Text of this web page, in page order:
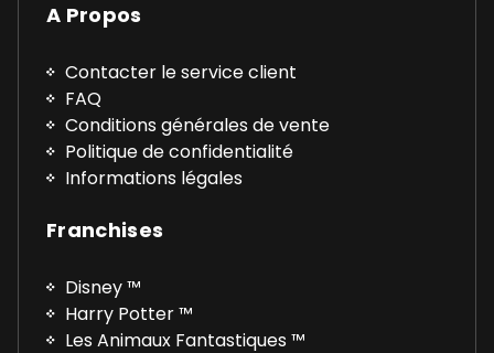
A Propos
Contacter le service client
FAQ
Conditions générales de vente
Politique de confidentialité
Informations légales
Franchises
Disney ™
Harry Potter ™
Les Animaux Fantastiques ™